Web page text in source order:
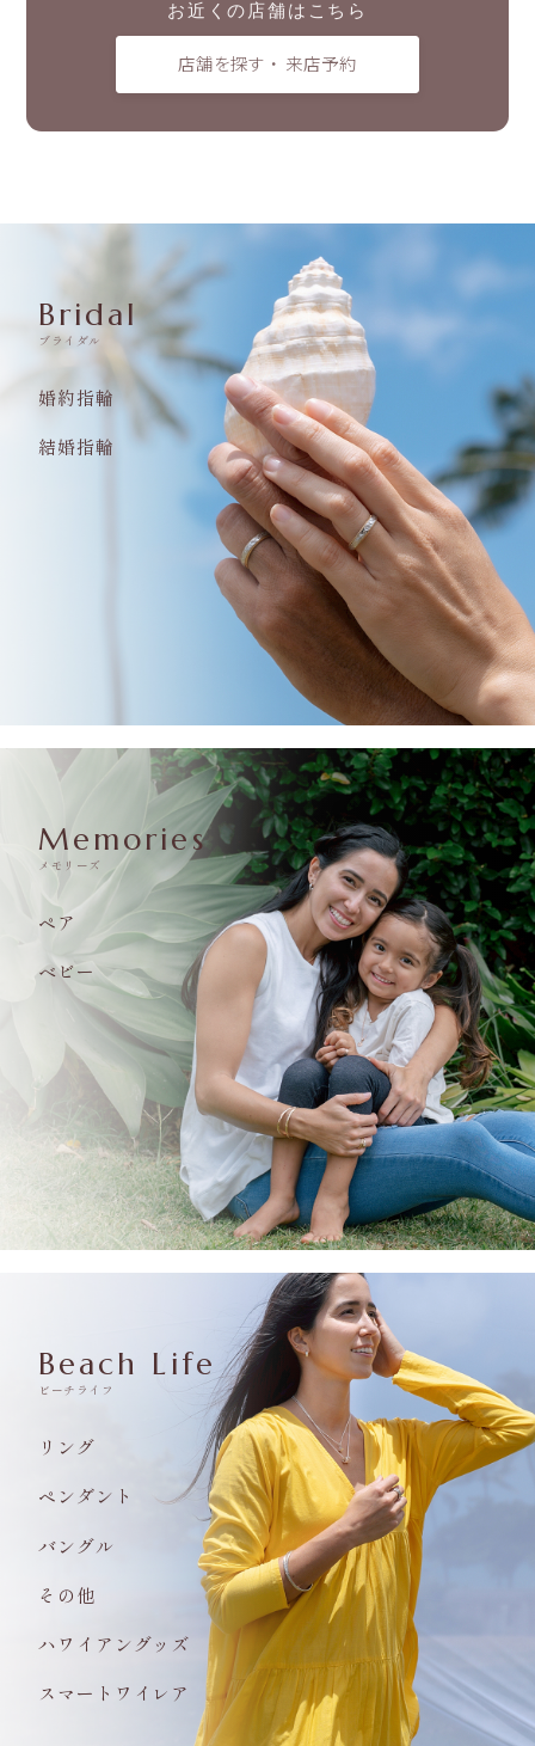
お近くの店舗はこちら
店舗を探す ・ 来店予約
Bridal
ブライダル
婚約指輪
結婚指輪
Memories
メモリーズ
ペア
ベビー
Beach Life
ビーチライフ
リング
ペンダント
バングル
その他
ハワイアングッズ
スマートワイレア